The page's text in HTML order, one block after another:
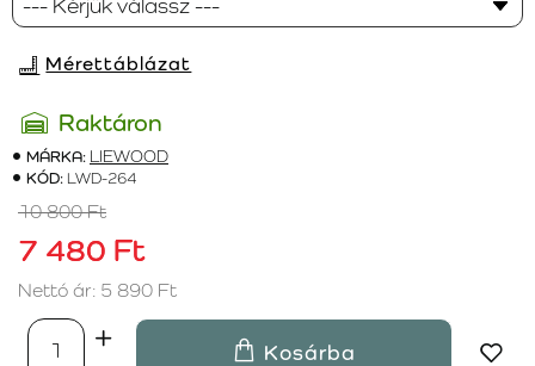
Raktáron
MÁRKA: LIEWOOD
KÓD: LWD-264
7 480 Ft
10 800 Ft
Nettó ár: 5 890 Ft
Kosárba
Mérettáblázat